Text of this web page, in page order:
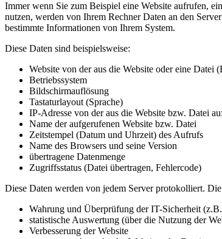
Immer wenn Sie zum Beispiel eine Website aufrufen,
nutzen, werden von Ihrem Rechner Daten an den
bestimmte Informationen von Ihrem System.
Diese Daten sind beispielsweise:
Website von der aus die Website oder eine
Betriebssystem
Bildschirmauflösung
Tastaturlayout (Sprache)
IP-Adresse von der aus die Website bzw. Datei
Name der aufgerufenen Website bzw. Datei
Zeitstempel (Datum und Uhrzeit) des Aufrufs
Name des Browsers und seine Version
übertragene Datenmenge
Zugriffsstatus (Datei übertragen, Fehlercode)
Diese Daten werden von jedem Server protokolliert.
Wahrung und Überprüfung der IT-Sicherheit
statistische Auswertung (über die Nutzung der
Verbesserung der Website